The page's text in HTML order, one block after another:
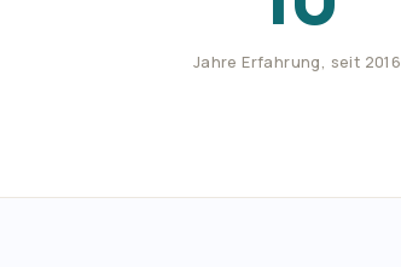
Jahre Erfahrung, seit 2016